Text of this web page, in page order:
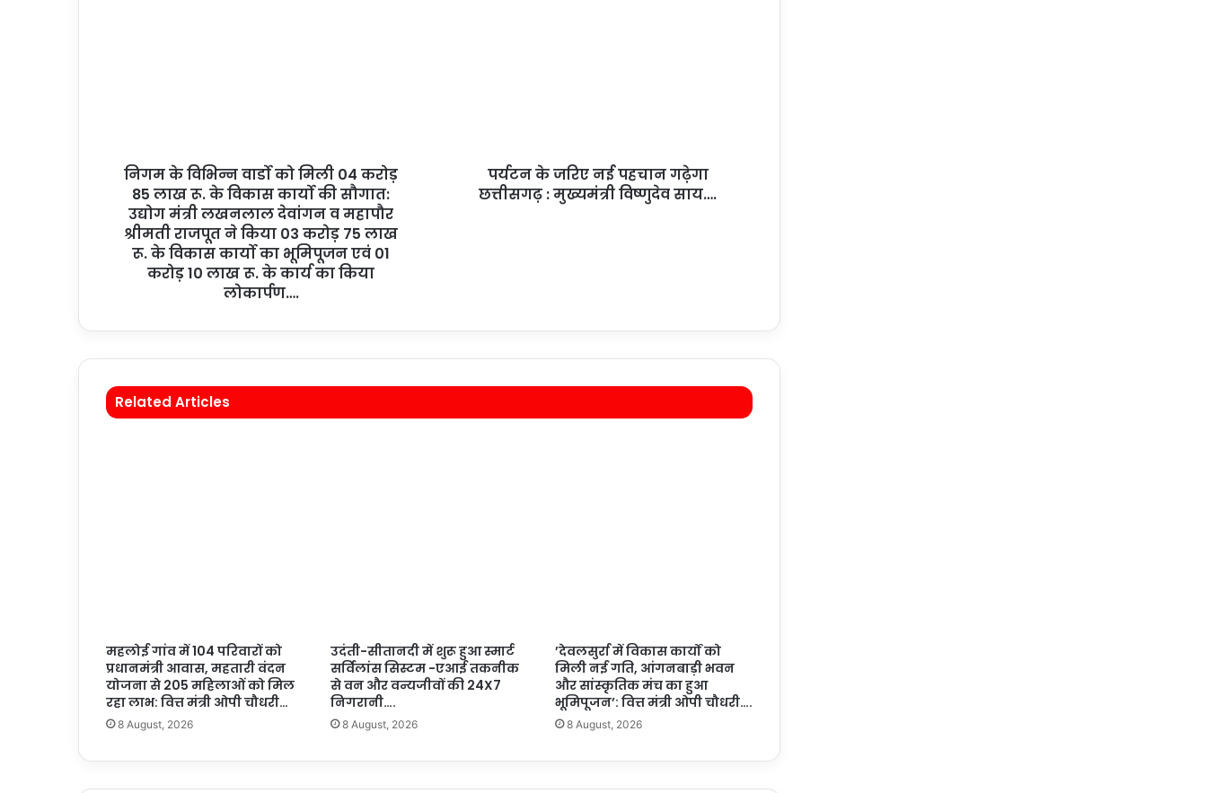
निगम के विभिन्न वार्डो को मिली 04 करोड़
85 लाख रू. के विकास कार्यो की सौगात:
उद्योग मंत्री लखनलाल देवांगन व महापौर
श्रीमती राजपूत ने किया 03 करोड़ 75 लाख
रू. के विकास कार्यो का भूमिपूजन एवं 01
करोड़ 10 लाख रू. के कार्य का किया
लोकार्पण….
पर्यटन के जरिए नई पहचान गढ़ेगा
छत्तीसगढ़ : मुख्यमंत्री विष्णुदेव साय….
Related Articles
महलोई गांव में 104 परिवारों को
प्रधानमंत्री आवास, महतारी वंदन
योजना से 205 महिलाओं को मिल
रहा लाभ: वित्त मंत्री ओपी चौधरी…
8 August, 2026
उदंती-सीतानदी में शुरू हुआ स्मार्ट
सर्विलांस सिस्टम -एआई तकनीक
से वन और वन्यजीवों की 24X7
निगरानी….
8 August, 2026
’देवलसुर्रा में विकास कार्यों को
मिली नई गति, आंगनबाड़ी भवन
और सांस्कृतिक मंच का हुआ
भूमिपूजन’: वित्त मंत्री ओपी चौधरी….
8 August, 2026